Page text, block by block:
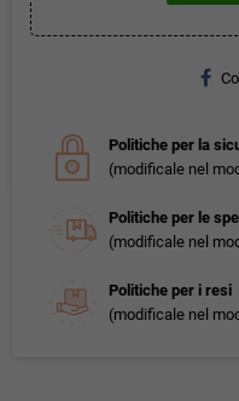
Politiche per la
(modificale nel
Politiche per le
(modificale nel
Politiche per i resi
(modificale nel